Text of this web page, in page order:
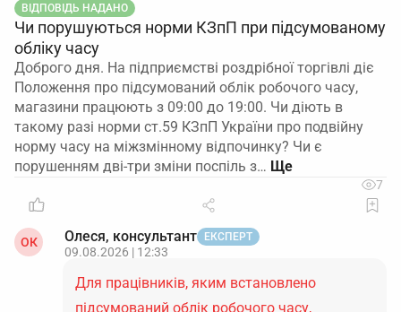
ВІДПОВІДЬ НАДАНО
Чи порушуються норми КЗпП при підсумованому
обліку часу
Доброго дня. На підприємстві роздрібної торгівлі діє
Положення про підсумований облік робочого часу,
магазини працюють з 09:00 до 19:00. Чи діють в
такому разі норми ст.59 КЗпП України про подвійну
норму часу на міжзмінному відпочинку? Чи є
порушенням дві-три зміни поспіль з…
7
ОК Олеся, консультант ЕКСПЕРТ
09.08.2026 | 12:33
Для працівників, яким встановлено
підсумований облік робочого часу,